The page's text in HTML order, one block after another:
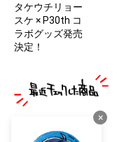
タケウチリョー
スケ × P30th コ
ラボグッズ発売
決定！
×